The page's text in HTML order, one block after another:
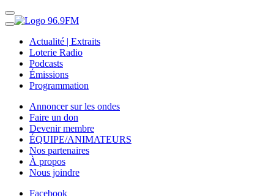
Actualité | Extraits
Loterie Radio
Podcasts
Émissions
Programmation
Annoncer sur les ondes
Faire un don
Devenir membre
ÉQUIPE/ANIMATEURS
Nos partenaires
À propos
Nous joindre
Facebook